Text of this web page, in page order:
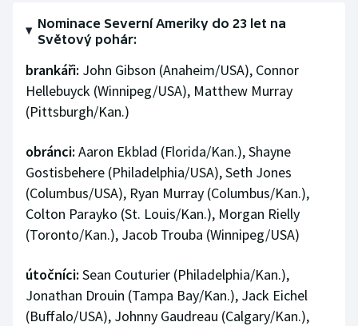
Nominace Severní Ameriky do 23 let na
Světový pohár:
brankáři: John Gibson (Anaheim/USA), Connor
Hellebuyck (Winnipeg/USA), Matthew Murray
(Pittsburgh/Kan.)
obránci: Aaron Ekblad (Florida/Kan.), Shayne
Gostisbehere (Philadelphia/USA), Seth Jones
(Columbus/USA), Ryan Murray (Columbus/Kan.),
Colton Parayko (St. Louis/Kan.), Morgan Rielly
(Toronto/Kan.), Jacob Trouba (Winnipeg/USA)
útočníci: Sean Couturier (Philadelphia/Kan.),
Jonathan Drouin (Tampa Bay/Kan.), Jack Eichel
(Buffalo/USA), Johnny Gaudreau (Calgary/Kan.),